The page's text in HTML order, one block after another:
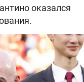
оказался